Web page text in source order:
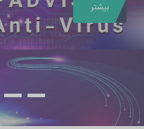
بیشتر